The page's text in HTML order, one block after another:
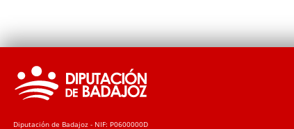
Diputación de Badajoz - NIF: P0600000D